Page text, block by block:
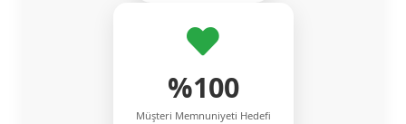
%100
Müşteri Memnuniyeti Hedefi